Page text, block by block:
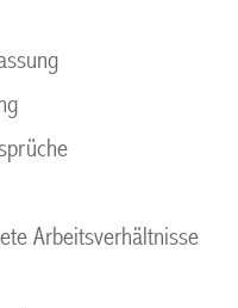
Arbeitsverhältnisse